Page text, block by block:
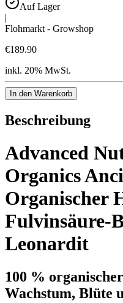
Auf Lager
|
Flohmarkt - Growshop
€189.90
inkl. 20% MwSt.
In den Warenkorb
Beschreibung
Advanced
Organics
Organischer
Fulvinsäure-
Leonardit
100 %
Wachstum, Blüte